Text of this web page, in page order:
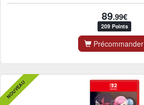
89.99€
209 Points
Précommander
NOUVEAU